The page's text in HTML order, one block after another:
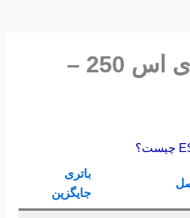
باتری لکسوس ای اس 250 –
باتری
جایگزین